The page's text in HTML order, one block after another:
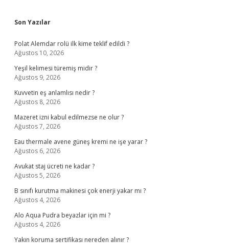
Sidebar
Son Yazılar
Polat Alemdar rolü ilk kime teklif edildi ?
Ağustos 10, 2026
Yeşil kelimesi türemiş midir ?
Ağustos 9, 2026
Kuvvetin eş anlamlısı nedir ?
Ağustos 8, 2026
Mazeret izni kabul edilmezse ne olur ?
Ağustos 7, 2026
Eau thermale avene güneş kremi ne işe yarar ?
Ağustos 6, 2026
Avukat staj ücreti ne kadar ?
Ağustos 5, 2026
B sınıfı kurutma makinesi çok enerji yakar mı ?
Ağustos 4, 2026
Alo Aqua Pudra beyazlar için mi ?
Ağustos 4, 2026
Yakın koruma sertifikası nereden alınır ?